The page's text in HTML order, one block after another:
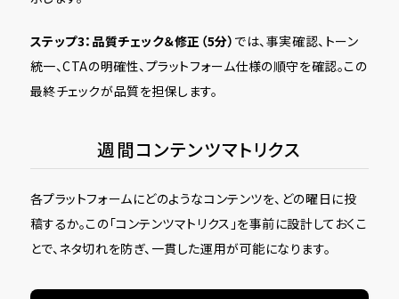
ステップ3：品質チェック＆修正（5分） では、事実確認、トーン
統一、CTAの明確性、プラットフォーム仕様の順守を確認。この
最終チェックが品質を担保します。
週間コンテンツマトリクス
各プラットフォームにどのようなコンテンツを、どの曜日に投
稿するか。この「コンテンツマトリクス」を事前に設計しておくこ
とで、ネタ切れを防ぎ、一貫した運用が可能になります。